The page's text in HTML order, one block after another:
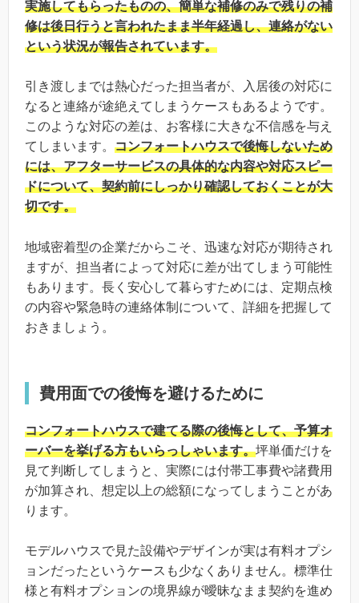
実施してもらったものの、簡単な補修のみで残りの補
修は後日行うと言われたまま半年経過し、連絡がない
という状況が報告されています。
引き渡しまでは熱心だった担当者が、入居後の対応に
なると連絡が途絶えてしまうケースもあるようです。
このような対応の差は、お客様に大きな不信感を与え
てしまいます。 コンフォートハウスで後悔しないため
には、アフターサービスの具体的な内容や対応スピー
ドについて、契約前にしっかり確認しておくことが大
切です。
地域密着型の企業だからこそ、迅速な対応が期待され
ますが、担当者によって対応に差が出てしまう可能性
もあります。長く安心して暮らすためには、定期点検
の内容や緊急時の連絡体制について、詳細を把握して
おきましょう。
費用面での後悔を避けるために
コンフォートハウスで建てる際の後悔として、予算オ
ーバーを挙げる方もいらっしゃいます。坪単価だけを
見て判断してしまうと、実際には付帯工事費や諸費用
が加算され、想定以上の総額になってしまうことがあ
ります。
モデルハウスで見た設備やデザインが実は有料オプシ
ョンだったというケースも少なくありません。標準仕
様と有料オプションの境界線が曖昧なまま契約を進め